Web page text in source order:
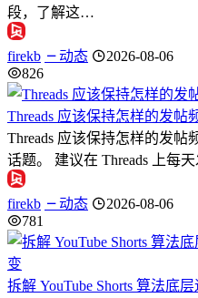
段，了解这…
firekb 动态
2026-08-06
826
Threads 应该保持怎样的发帖
Threads 应该保持怎样的发
话题。 建议在 Threads 上每
firekb 动态
2026-08-06
781
拆解 YouTube Shorts 算法底